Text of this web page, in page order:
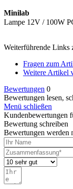
Minilab
Lampe 12V / 100W
Weiterführende Links
Fragen zum
Weitere Artikel
Bewertungen 0
Bewertungen lesen,
Menü schließen
Kundenbewertungen
Bewertung schreiben
Bewertungen werden